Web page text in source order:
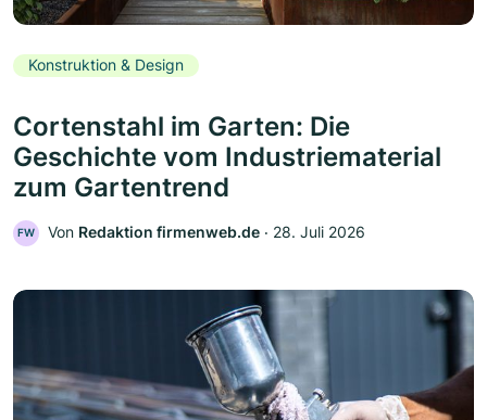
Konstruktion & Design
Cortenstahl im Garten: Die
Geschichte vom Industriematerial
zum Gartentrend
FW Von Redaktion firmenweb.de ‧ 28. Juli 2026